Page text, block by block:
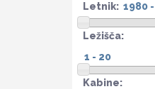
Letnik:
Ležišča:
Kabine: